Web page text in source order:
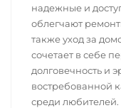
надежные и
облегчают
также уход за
сочетает в себе
долговечность и
востребованной
среди любителей.